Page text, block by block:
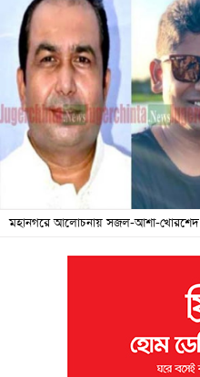
নগর
জুড়ে
নগরের
বাইরে
আদালতপাড়া
জনদুর্ভোগ
বিশেষ
মহানগরে আলোচনায় সজল-আশা-খোরশেদ